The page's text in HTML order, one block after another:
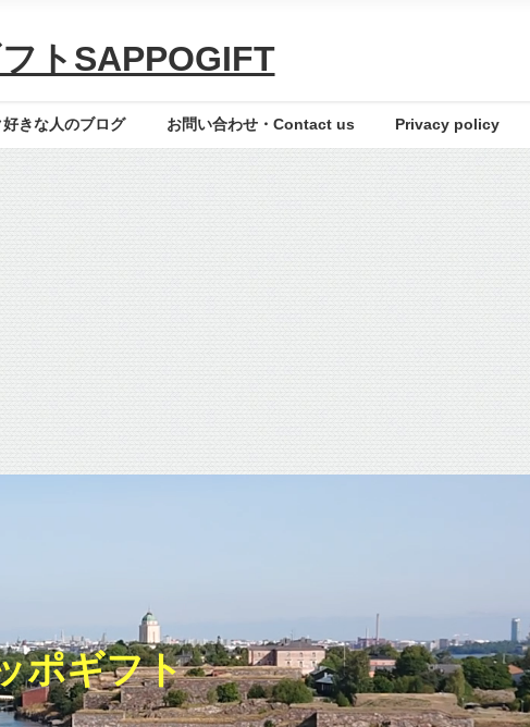
トSAPPOGIFT
好きな人のブログ お問い合わせ・Contact us Privacy policy
ポギフト